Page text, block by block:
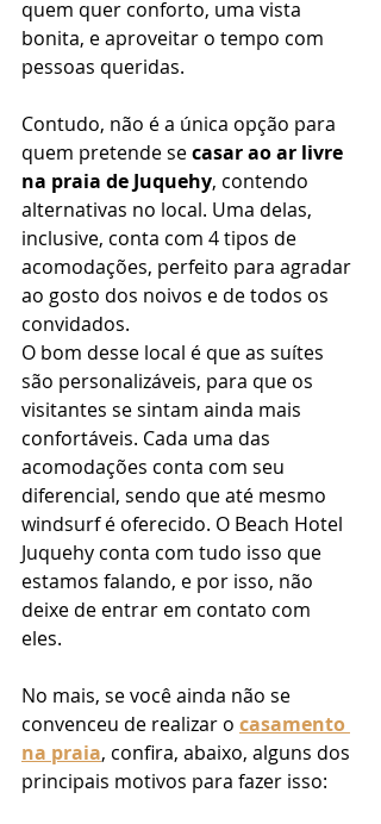
quem quer conforto, uma vista
bonita, e aproveitar o tempo com
pessoas queridas.
Contudo, não é a única opção para
quem pretende se casar ao ar livre
na praia de Juquehy, contendo
alternativas no local. Uma delas,
inclusive, conta com 4 tipos de
acomodações, perfeito para agradar
ao gosto dos noivos e de todos os
convidados.
O bom desse local é que as suítes
são personalizáveis, para que os
visitantes se sintam ainda mais
confortáveis. Cada uma das
acomodações conta com seu
diferencial, sendo que até mesmo
windsurf é oferecido. O Beach Hotel
Juquehy conta com tudo isso que
estamos falando, e por isso, não
deixe de entrar em contato com
eles.
No mais, se você ainda não se
convenceu de realizar o casamento
na praia, confira, abaixo, alguns dos
principais motivos para fazer isso: